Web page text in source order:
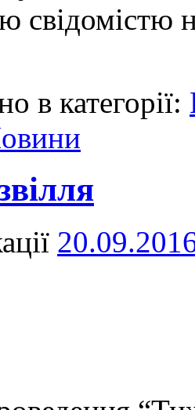
в категорії: